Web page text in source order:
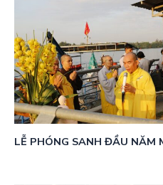
LỄ PHÓNG SANH ĐẦU